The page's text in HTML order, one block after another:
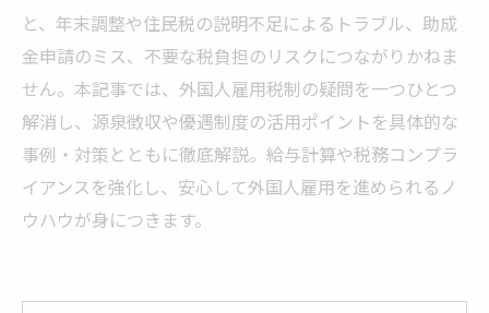
と、年末調整や住民税の説明不足によるトラブル、助成
金申請のミス、不要な税負担のリスクにつながりかねま
せん。本記事では、外国人雇用税制の疑問を一つひとつ
解消し、源泉徴収や優遇制度の活用ポイントを具体的な
事例・対策とともに徹底解説。給与計算や税務コンプラ
イアンスを強化し、安心して外国人雇用を進められるノ
ウハウが身につきます。